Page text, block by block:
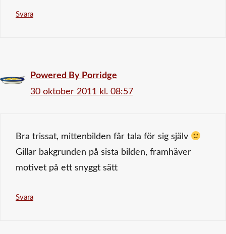
Svara
Powered By Porridge
30 oktober 2011 kl. 08:57
Bra trissat, mittenbilden får tala för sig själv
Gillar bakgrunden på sista bilden, framhäver
motivet på ett snyggt sätt
Svara